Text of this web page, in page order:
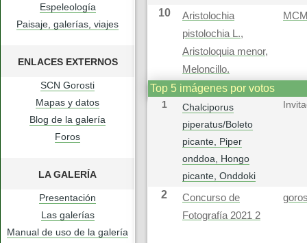
Espeleología
Paisaje, galerías, viajes
ENLACES EXTERNOS
SCN Gorosti
Mapas y datos
Blog de la galería
Foros
LA GALERÍA
Presentación
Las galerías
Manual de uso de la galería
10
Aristolochia
pistolochia L.,
Aristoloquia menor,
Meloncillo.
Top 5 imágenes por votos
1
Chalciporus
piperatus/Boleto
picante, Piper
onddoa, Hongo
picante, Onddoki
2
Concurso de
Fotografía 2021 2